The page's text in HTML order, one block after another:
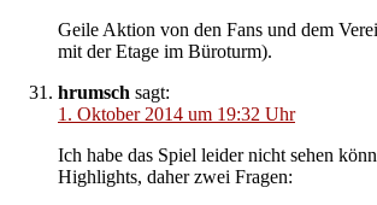
Geile Aktion von den Fans und dem
mit der Etage im Büroturm).
hrumsch sagt:
1. Oktober 2014 um 19:32 Uhr
Ich habe das Spiel leider nicht sehen
Highlights, daher zwei Fragen: